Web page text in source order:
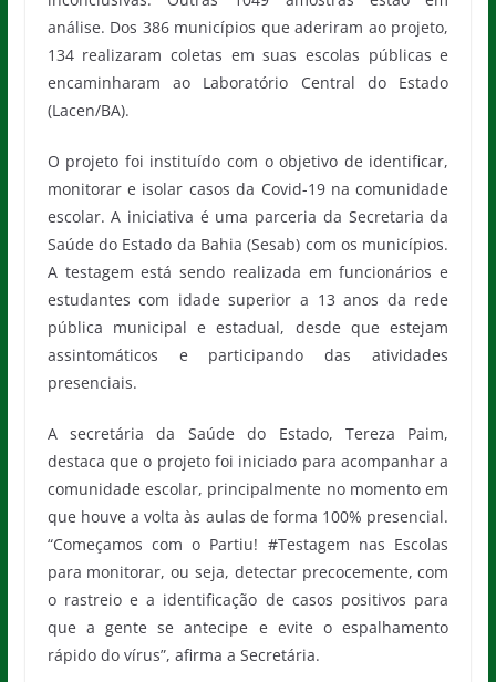
análise. Dos 386 municípios que aderiram ao projeto,
134 realizaram coletas em suas escolas públicas e
encaminharam ao Laboratório Central do Estado
(Lacen/BA).
O projeto foi instituído com o objetivo de identificar,
monitorar e isolar casos da Covid-19 na comunidade
escolar. A iniciativa é uma parceria da Secretaria da
Saúde do Estado da Bahia (Sesab) com os municípios.
A testagem está sendo realizada em funcionários e
estudantes com idade superior a 13 anos da rede
pública municipal e estadual, desde que estejam
assintomáticos e participando das atividades
presenciais.
A secretária da Saúde do Estado, Tereza Paim,
destaca que o projeto foi iniciado para acompanhar a
comunidade escolar, principalmente no momento em
que houve a volta às aulas de forma 100% presencial.
“Começamos com o Partiu! #Testagem nas Escolas
para monitorar, ou seja, detectar precocemente, com
o rastreio e a identificação de casos positivos para
que a gente se antecipe e evite o espalhamento
rápido do vírus”, afirma a Secretária.